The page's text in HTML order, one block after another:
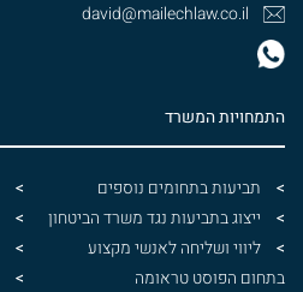
התמחויות המשרד
תביעות בתחומים נוספים
ייצוג בתביעות נגד משרד הביטחון
ליווי ושליחה לאנשי מקצוע
בתחום הפוסט טראומה
david@mailechlaw.co.il